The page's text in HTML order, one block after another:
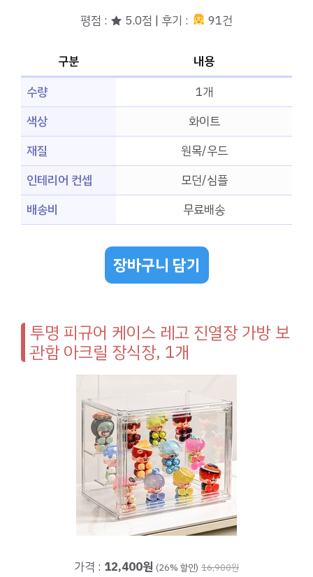
평점 : ★ 5.0점 | 후기 : 91건
구분
내용
수량
1개
색상
화이트
재질
원목/우드
인테리어 컨셉
모던/심플
배송비
무료배송
장바구니 담기
투명 피규어 케이스 레고 진열장 가방 보
관함 아크릴 장식장, 1개
가격 : 12,400원 (26% 할인) 16,900원